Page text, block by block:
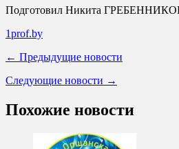
Подготовил Никита
1prof.by
← Предыдущие новости
Следующие новости →
Похожие новости